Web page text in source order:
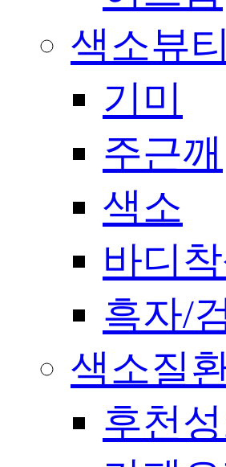
색소뷰티
기미
주근깨
색소
바디
흑자/
색소질
후천